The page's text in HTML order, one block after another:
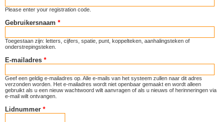
Please enter your registration code.
Gebruikersnaam *
Toegestaan zijn: letters, cijfers, spatie, punt, koppelteken, aanhalingsteken of
onderstrepingsteken.
E-mailadres *
Geef een geldig e-mailadres op. Alle e-mails van het systeem zullen naar dit adres
verzonden worden. Het e-mailadres wordt niet openbaar gemaakt en wordt alleen
gebruikt als u een nieuw wachtwoord wilt aanvragen of als u nieuws of herinneringen via
e-mail wilt ontvangen.
Lidnummer *